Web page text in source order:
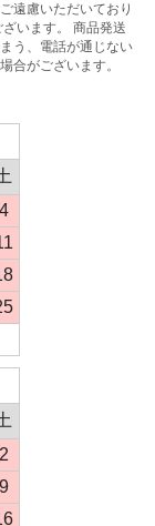
遠慮いただいており
います。 商品発送
う、電話が通じない
合がございます。
4
2
9